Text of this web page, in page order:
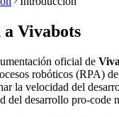
Vivabots
oficial de
robóticos (RPA)
la velocidad del
del desarrollo pro-code